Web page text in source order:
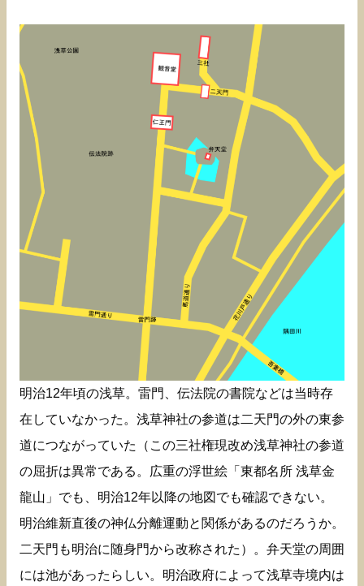
明治12年頃の浅草。雷門、伝法院の書院などは当時存
在していなかった。浅草神社の参道は二天門の外の東参
道につながっていた（この三社権現改め浅草神社の参道
の屈折は異常である。広重の浮世絵「東都名所 浅草金
龍山」でも、明治12年以降の地図でも確認できない。
明治維新直後の神仏分離運動と関係があるのだろうか。
二天門も明治に随身門から改称された）。弁天堂の周囲
には池があったらしい。明治政府によって浅草寺境内は